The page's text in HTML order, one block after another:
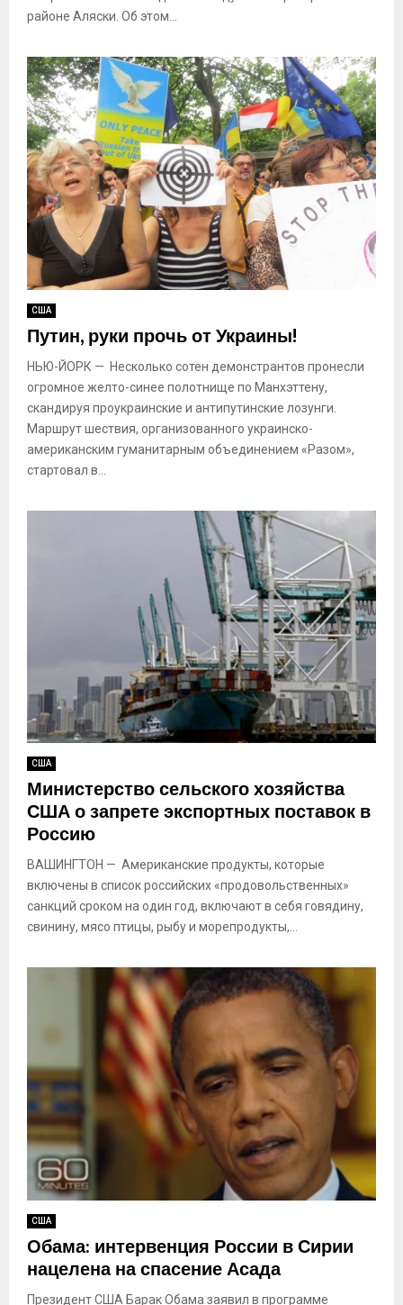
районе Аляски. Об этом...
США
Путин, руки прочь от Украины!
НЬЮ-ЙОРК — Несколько сотен демонстрантов пронесли
огромное желто-синее полотнище по Манхэттену,
скандируя проукраинские и антипутинские лозунги.
Маршрут шествия, организованного украинско-
американским гуманитарным объединением «Разом»,
стартовал в...
США
Министерство сельского хозяйства
США о запрете экспортных поставок в
Россию
ВАШИНГТОН — Американские продукты, которые
включены в список российских «продовольственных»
санкций сроком на один год, включают в себя говядину,
свинину, мясо птицы, рыбу и морепродукты,...
США
Обама: интервенция России в Сирии
нацелена на спасение Асада
Президент США Барак Обама заявил в программе